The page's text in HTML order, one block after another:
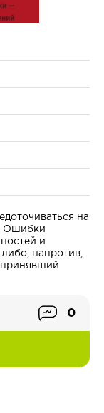
на
Ошибки
и
напротив,
принявший
0